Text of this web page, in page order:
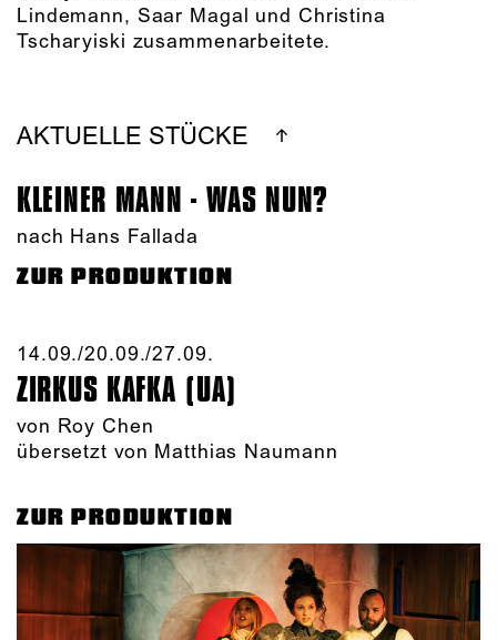
Lindemann, Saar Magal und Christina
Tscharyiski zusammenarbeitete.
AKTUELLE STÜCKE
KLEINER MANN - WAS NUN?
nach Hans Fallada
ZUR PRODUKTION
14.09./​20.09./​27.09.​
ZIRKUS KAFKA (UA)
von Roy Chen
übersetzt von Matthias Naumann
ZUR PRODUKTION